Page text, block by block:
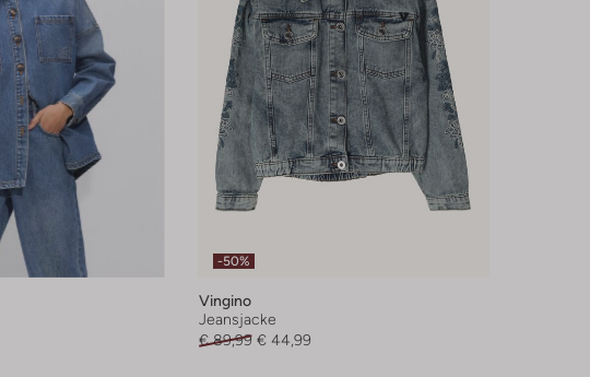
-50%
Vingino
Jeansjacke
€ 89,99 € 44,99